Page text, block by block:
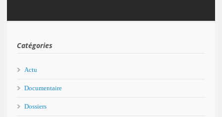
Catégories
Actu
Documentaire
Dossiers